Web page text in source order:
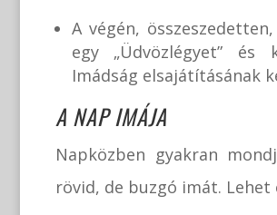
A végén,
egy „Üdvözlégyet” és
Imádság elsajátításának
A NAP IMÁJA
Napközben gyakran
rövid, de buzgó imát. Lehet